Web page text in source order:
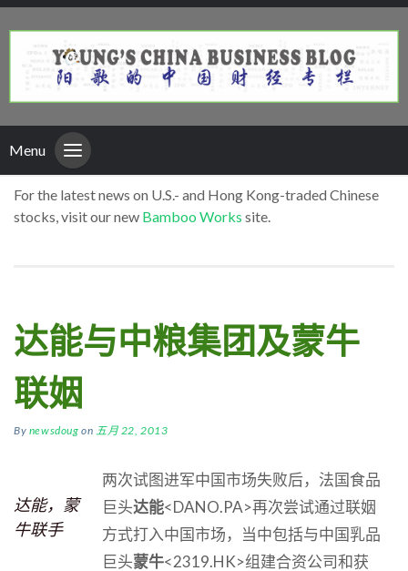
Menu
For the latest news on U.S.- and Hong Kong-traded Chinese
stocks, visit our new Bamboo Works site.
达能与中粮集团及蒙牛
联姻
By newsdoug on 五月 22, 2013
达能，蒙
牛联手
两次试图进军中国市场失败后，法国食品
巨头达能<DANO.PA>再次尝试通过联姻
方式打入中国市场，当中包括与中国乳品
巨头蒙牛<2319.HK>组建合资公司和获